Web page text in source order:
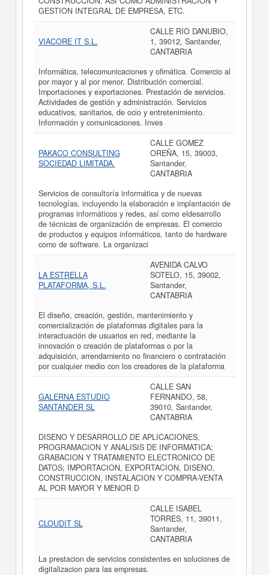
GESTION INTEGRAL DE EMPRESA, ETC.
VIACORE IT S.L.
CALLE RIO DANUBIO,
1, 39012, Santander,
CANTABRIA
Informática, telecomunicaciones y ofimática. Comercio al
por mayor y al por menor. Distribución comercial.
Importaciones y exportaciones. Prestación de servicios.
Actividades de gestión y administración. Servicios
educativos, sanitarios, de ocio y entretenimiento.
Información y comunicaciones. Inves
PAKACO CONSULTING
SOCIEDAD LIMITADA.
CALLE GOMEZ
OREÑA, 15, 39003,
Santander,
CANTABRIA
Servicios de consultoría informática y de nuevas
tecnologías, incluyendo la elaboración e implantación de
programas informáticos y redes, así como eldesarrollo
de técnicas de organización de empresas. El comercio
de productos y equipos informáticos, tanto de hardware
como de software. La organizaci
LA ESTRELLA
PLATAFORMA, S.L.
AVENIDA CALVO
SOTELO, 15, 39002,
Santander,
CANTABRIA
El diseño, creación, gestión, mantenimiento y
comercialización de plataformas digitales para la
interactuación de usuarios en red, mediante la
innovación o creación de plataformas o por la
adquisición, arrendamiento no financiero o contratación
por cualquier medio con los creadores de la plataforma
GALERNA ESTUDIO
SANTANDER SL
CALLE SAN
FERNANDO, 58,
39010, Santander,
CANTABRIA
DISENO Y DESARROLLO DE APLICACIONES,
PROGRAMACION Y ANALISIS DE INFORMATICA;
GRABACION Y TRATAMIENTO ELECTRONICO DE
DATOS; IMPORTACION, EXPORTACION, DISENO,
CONSTRUCCION, INSTALACION Y COMPRA-VENTA
AL POR MAYOR Y MENOR D
CLOUDIT SL
CALLE ISABEL
TORRES, 11, 39011,
Santander,
CANTABRIA
La prestacion de servicios consistentes en soluciones de
digitalizacion para las empresas.